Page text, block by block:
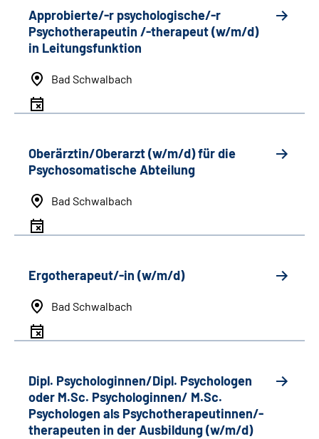
Approbierte/-r psychologische/-r
Psychotherapeutin /-therapeut (w/m/d)
in Leitungsfunktion
Bad Schwalbach
Oberärztin/Oberarzt (w/m/d) für die
Psychosomatische Abteilung
Bad Schwalbach
Ergotherapeut/-in (w/m/d)
Bad Schwalbach
Dipl. Psychologinnen/Dipl. Psychologen
oder M.Sc. Psychologinnen/ M.Sc.
Psychologen als Psychotherapeutinnen/-
therapeuten in der Ausbildung (w/m/d)